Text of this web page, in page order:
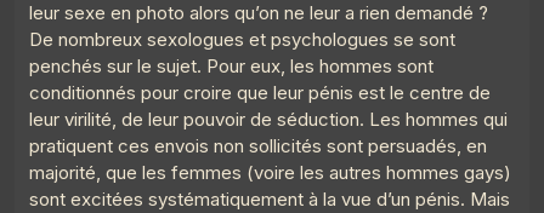
7
Le point G! 2 Le plan à 3
Le Poing G
8
Le Point G! 2 Le fantasme de l'inconnu(e)
Le Poing G
9
Le Point G! 2 L'amour en public
Le Poing G
leur sexe en photo alors qu’on ne leur a rien demandé ?
De nombreux sexologues et psychologues se sont
penchés sur le sujet. Pour eux, les hommes sont
conditionnés pour croire que leur pénis est le centre de
leur virilité, de leur pouvoir de séduction. Les hommes qui
pratiquent ces envois non sollicités sont persuadés, en
majorité, que les femmes (voire les autres hommes gays)
sont excitées systématiquement à la vue d’un pénis. Mais